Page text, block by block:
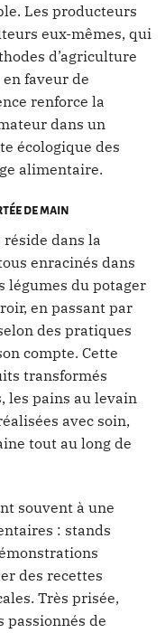
Les producteurs
eux-mêmes, qui
d’agriculture
faveur de
renforce la
dans un
écologique des
alimentaire.
de main
dans la
enracinés dans
légumes du potager
en passant par
des pratiques
compte. Cette
transformés
les pains au levain
avec soin,
tout au long de
souvent à une
: stands
des recettes
Très prisée,
passionnés de